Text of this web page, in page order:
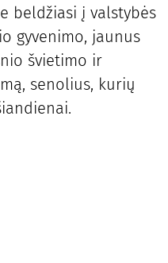
beldžiasi į valstybės
gyvenimo, jaunus
švietimo ir
senolius, kurių